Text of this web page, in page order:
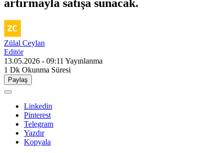
artırmayla satışa sunacak.
Zülal Ceylan
Editör
13.05.2026 - 09:11 Yayınlanma
1 Dk Okunma Süresi
Paylaş
Linkedin
Pinterest
Telegram
Yazdır
Kopyala